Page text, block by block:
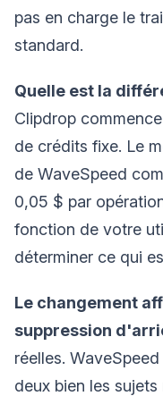
pas en charge le
standard.
Quelle est la
Clipdrop
de crédits fixe. Le
de WaveSpeed
0,05 $ par
fonction de votre
déterminer ce qui
Le changement
suppression
réelles.
deux bien les